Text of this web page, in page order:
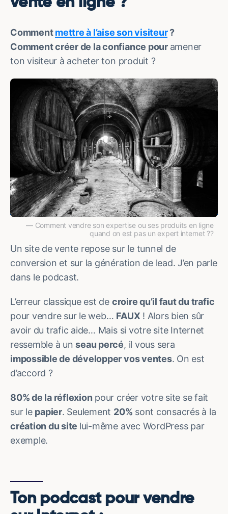
Commentmettre à l’aise son visiteur?
Comment créer de la confiance pour amener
ton visiteur à acheter ton produit ?
Comment vendre son expertise ou ses produits en ligne
quand on est pas un expert internet ??
Un site de vente repose sur le tunnel de
conversion et sur la génération de lead. J’en parle
dans le podcast.
L’erreur classique est de croire qu’il faut du trafic
pour vendre sur le web… FAUX ! Alors bien sûr
avoir du trafic aide… Mais si votre site Internet
ressemble à unseau percé, il vous sera
impossible de développer vos ventes. On est
d’accord ?
80% de la réflexion pour créer votre site se fait
sur le papier. Seulement 20% sont consacrés à la
création du site lui-même avec WordPress par
exemple.
Ton podcast pour vendre